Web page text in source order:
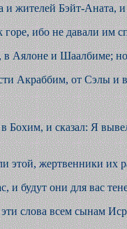
жителей Бэйт-
ибо не давали им
Аялоне и Шаалбиме;
Акраббим, от Сэлы и
Бохим, и сказал: Я
этой, жертвенники их
будут они для вас
слова всем сынам